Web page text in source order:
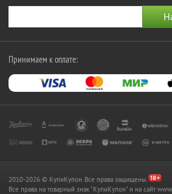
Принимаем к оплате:
2010-2026 © КупиКупон. Все права защищены.
Все права на товарный знак "КупиКупон" и на сайт